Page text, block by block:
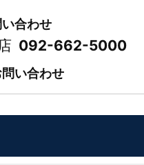
合わせ
092-662-5000
い合わせ